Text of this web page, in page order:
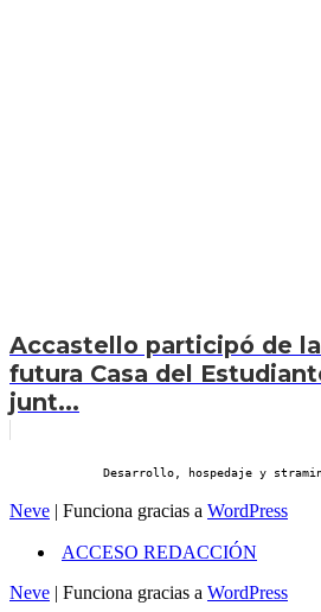
Accastello participó de
futura Casa del
junt...
Desarrollo, hospedaje y
Neve | Funciona gracias a WordPress
ACCESO REDACCIÓN
Neve | Funciona gracias a WordPress